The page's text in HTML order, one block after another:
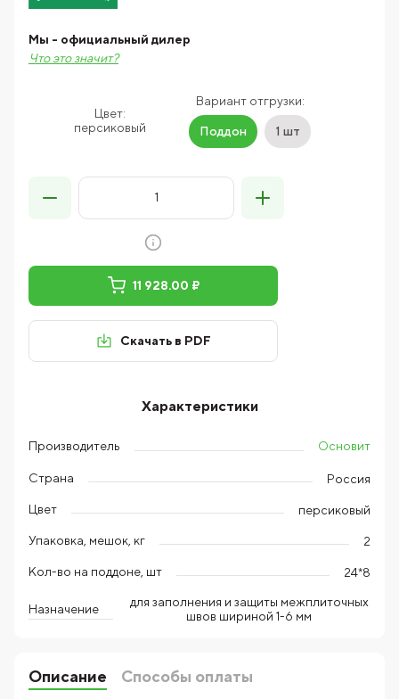
Цвет:
персиковый
Вариант отгрузки:
Поддон 1 шт
Мы - официальный дилер
Что это значит?
11 928.00 ₽
Скачать в PDF
Характеристики
Производитель Основит
Страна Россия
Цвет персиковый
Упаковка, мешок, кг 2
Кол-во на поддоне, шт 24*8
Назначение
для заполнения и защиты межплиточных
швов шириной 1-6 мм
Описание
Способы оплаты